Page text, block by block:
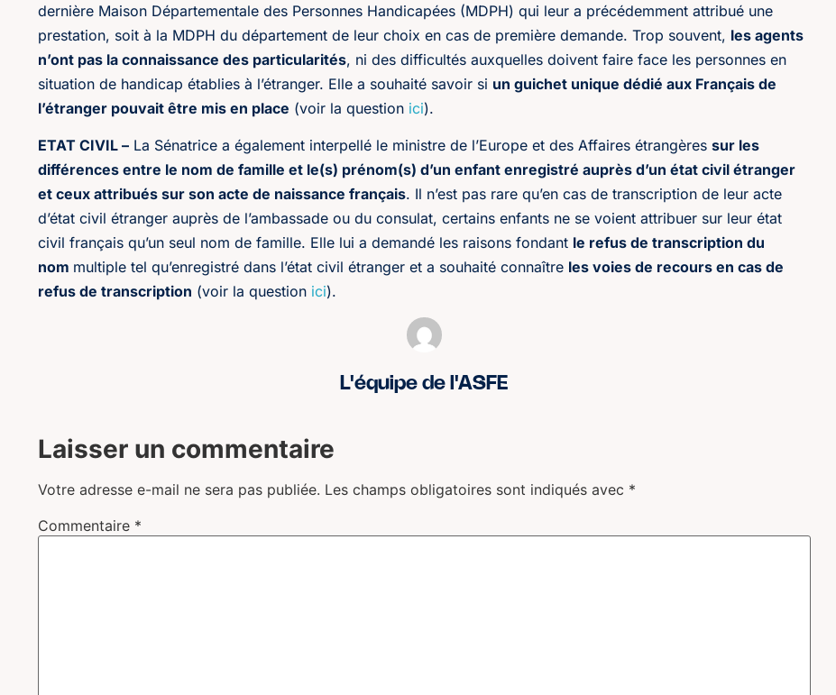
dernière Maison Départementale des Personnes Handicapées (MDPH) qui leur a précédemment attribué une
prestation, soit à la MDPH du département de leur choix en cas de première demande. Trop souvent, les agents
n’ont pas la connaissance des particularités, ni des difficultés auxquelles doivent faire face les personnes en
situation de handicap établies à l’étranger. Elle a souhaité savoir si un guichet unique dédié aux Français de
l’étranger pouvait être mis en place (voir la question ici).
ETAT CIVIL – La Sénatrice a également interpellé le ministre de l’Europe et des Affaires étrangères sur les
différences entre le nom de famille et le(s) prénom(s) d’un enfant enregistré auprès d’un état civil étranger
et ceux attribués sur son acte de naissance français. Il n’est pas rare qu’en cas de transcription de leur acte
d’état civil étranger auprès de l’ambassade ou du consulat, certains enfants ne se voient attribuer sur leur état
civil français qu’un seul nom de famille. Elle lui a demandé les raisons fondant le refus de transcription du
nom multiple tel qu’enregistré dans l’état civil étranger et a souhaité connaître les voies de recours en cas de
refus de transcription (voir la question ici).
L'équipe de l'ASFE
Laisser un commentaire
Votre adresse e-mail ne sera pas publiée. Les champs obligatoires sont indiqués avec *
Commentaire *